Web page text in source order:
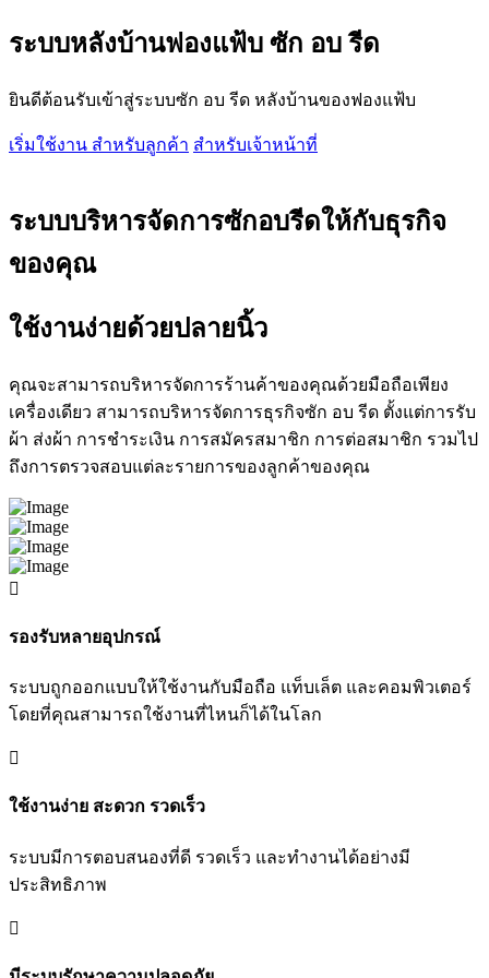
ระบบหลังบ้านฟองแฟ้บ ซัก อบ รีด
ยินดีต้อนรับเข้าสู่ระบบซัก อบ รีด หลังบ้านของฟองแฟ้บ
ฟอง
อบ
รีด
ซัก
รีด
ฟอง
แฟ้บ
ซัก
อบ
รีดEmail
เริ่มใช้งาน สำหรับลูกค้า สำหรับเจ้าหน้าที่
ระบบบริหารจัดการซักอบรีดให้กับธุรกิจ
ของคุณ
ใช้งานง่ายด้วยปลายนิ้ว
คุณจะสามารถบริหารจัดการร้านค้าของคุณด้วยมือถือเพียง
เครื่องเดียว สามารถบริหารจัดการธุรกิจซัก อบ รีด ตั้งแต่การรับ
ผ้า ส่งผ้า การชำระเงิน การสมัครสมาชิก การต่อสมาชิก รวมไป
ถึงการตรวจสอบแต่ละรายการของลูกค้าของคุณ
รองรับหลายอุปกรณ์
ระบบถูกออกแบบให้ใช้งานกับมือถือ แท็บเล็ต และคอมพิวเตอร์
โดยที่คุณสามารถใช้งานที่ไหนก็ได้ในโลก
ใช้งานง่าย สะดวก รวดเร็ว
ระบบมีการตอบสนองที่ดี รวดเร็ว และทำงานได้อย่างมี
ประสิทธิภาพ